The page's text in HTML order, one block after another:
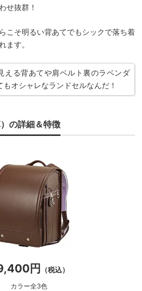
せ抜群！
こそ明るい背あてでもシックで落ち着
ます。
える背あてや肩ベルト裏のラベンダ
もオシャレなランドセルなんだ！
の詳細＆特徴
円 （税込）
カラー全3色